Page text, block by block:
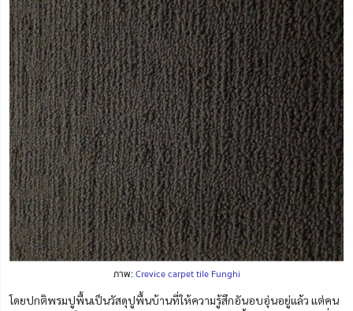
ภาพ:Crevice carpet tile Funghi
โดยปกติพรมปูพื้นเป็นวัสดุปูพื้นบ้านที่ให้ความรู้สึกอันอบอุ่นอยู่แล้ว แต่คน